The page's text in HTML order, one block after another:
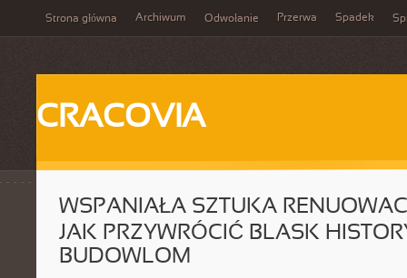
Strona główna Archiwum Odwołanie Przerwa Spadek
CRACOVIA
WSPANIAŁA SZTUKA
JAK PRZYWRÓCIĆ BLASK
BUDOWLOM